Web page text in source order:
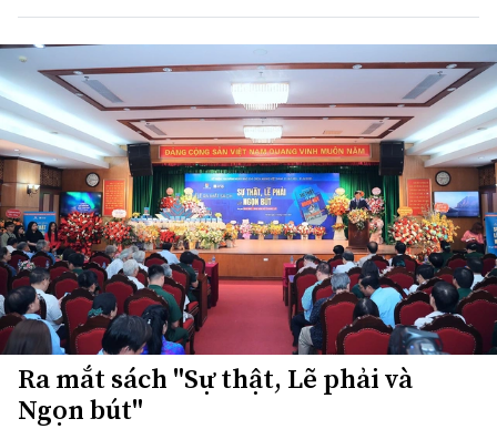
Ra mắt sách "Sự thật, Lẽ phải và
Ngọn bút"